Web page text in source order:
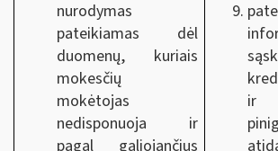
nurodymas
pateikiamas dėl
duomenų, kuriais
mokesčių
mokėtojas
nedisponuoja ir
pagal galiojančius
ir